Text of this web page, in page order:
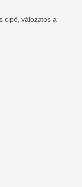
cipő, válozatos a